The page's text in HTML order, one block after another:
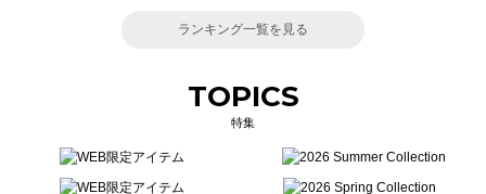
ランキング一覧を見る
TOPICS
特集